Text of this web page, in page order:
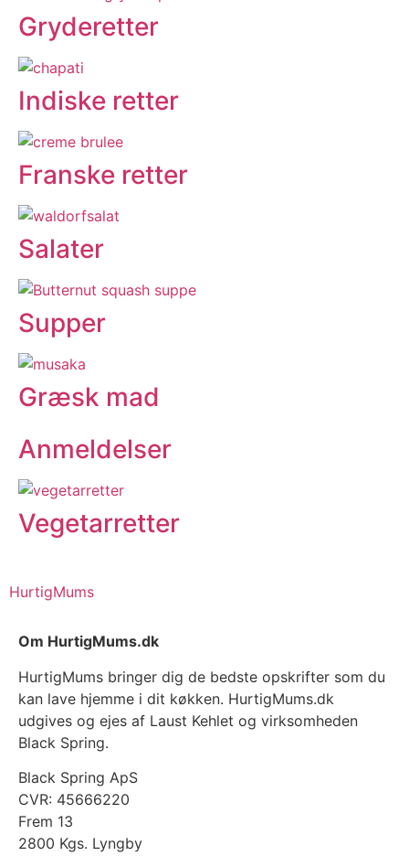
Gryderetter
Indiske retter
Franske retter
Salater
Supper
Græsk mad
Anmeldelser
Vegetarretter
HurtigMums
Om HurtigMums.dk
HurtigMums bringer dig de bedste opskrifter som du
kan lave hjemme i dit køkken. HurtigMums.dk
udgives og ejes af Laust Kehlet og virksomheden
Black Spring.
Black Spring ApS
CVR: 45666220
Frem 13
2800 Kgs. Lyngby